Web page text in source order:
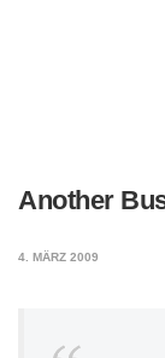
Another
4. MÄRZ 2009